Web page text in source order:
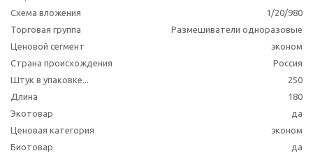
Схема вложения
1/20/980
Торговая группа
Размешиватели одноразовые
Ценовой сегмент
эконом
Страна происхождения
Россия
Штук в упаковке...
250
Длина
180
Экотовар
да
Ценовая категория
эконом
Биотовар
да